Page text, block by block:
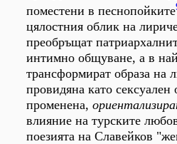
поместени в песнопойките
цялостния облик на
преобръщат
интимно общуване, а в
трансформират образа на
провидяна като сексуален
променена,
влияние на турските
поезията на Славейков